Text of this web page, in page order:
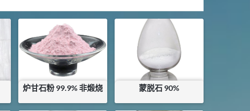
炉甘石粉 99.9% 非煅烧 蒙脱石 90%